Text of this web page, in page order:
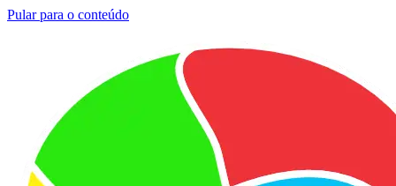
Pular para o conteúdo